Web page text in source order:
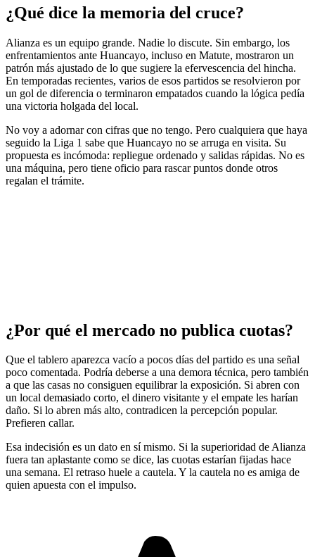
¿Qué dice la memoria del cruce?
Alianza es un equipo grande. Nadie lo discute. Sin embargo, los
enfrentamientos ante Huancayo, incluso en Matute, mostraron un
patrón más ajustado de lo que sugiere la efervescencia del hincha.
En temporadas recientes, varios de esos partidos se resolvieron por
un gol de diferencia o terminaron empatados cuando la lógica pedía
una victoria holgada del local.
No voy a adornar con cifras que no tengo. Pero cualquiera que haya
seguido la Liga 1 sabe que Huancayo no se arruga en visita. Su
propuesta es incómoda: repliegue ordenado y salidas rápidas. No es
una máquina, pero tiene oficio para rascar puntos donde otros
regalan el trámite.
¿Por qué el mercado no publica cuotas?
Que el tablero aparezca vacío a pocos días del partido es una señal
poco comentada. Podría deberse a una demora técnica, pero también
a que las casas no consiguen equilibrar la exposición. Si abren con
un local demasiado corto, el dinero visitante y el empate les harían
daño. Si lo abren más alto, contradicen la percepción popular.
Prefieren callar.
Esa indecisión es un dato en sí mismo. Si la superioridad de Alianza
fuera tan aplastante como se dice, las cuotas estarían fijadas hace
una semana. El retraso huele a cautela. Y la cautela no es amiga de
quien apuesta con el impulso.